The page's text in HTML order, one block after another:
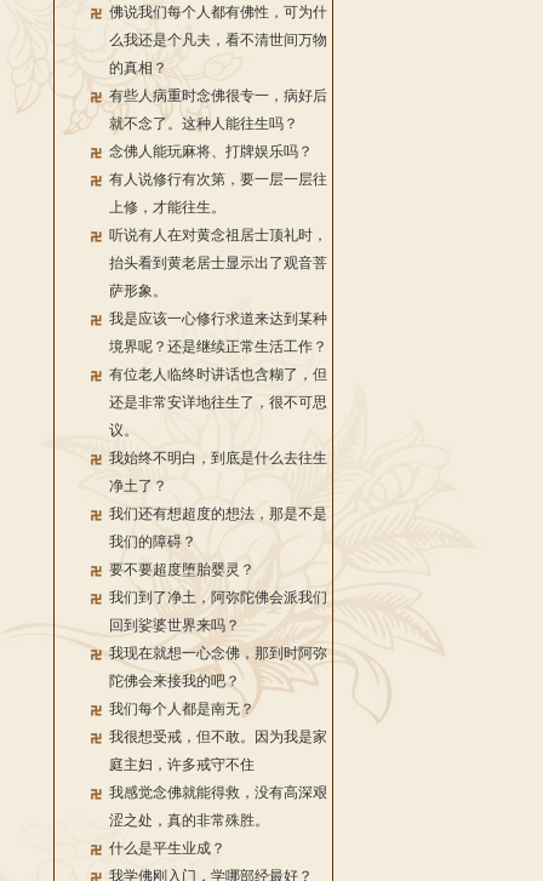
佛说我们每个人都有佛性，可为什
么我还是个凡夫，看不清世间万物
的真相？
有些人病重时念佛很专一，病好后
就不念了。这种人能往生吗？
念佛人能玩麻将、打牌娱乐吗？
有人说修行有次第，要一层一层往
上修，才能往生。
听说有人在对黄念祖居士顶礼时，
抬头看到黄老居士显示出了观音菩
萨形象。
我是应该一心修行求道来达到某种
境界呢？还是继续正常生活工作？
有位老人临终时讲话也含糊了，但
还是非常安详地往生了，很不可思
议。
我始终不明白，到底是什么去往生
净土了？
我们还有想超度的想法，那是不是
我们的障碍？
要不要超度堕胎婴灵？
我们到了净土，阿弥陀佛会派我们
回到娑婆世界来吗？
我现在就想一心念佛，那到时阿弥
陀佛会来接我的吧？
我们每个人都是南无？
我很想受戒，但不敢。因为我是家
庭主妇，许多戒守不住
我感觉念佛就能得救，没有高深艰
涩之处，真的非常殊胜。
什么是平生业成？
我学佛刚入门，学哪部经最好？